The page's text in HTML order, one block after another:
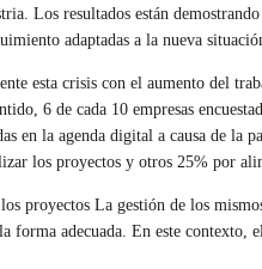
Los resultados están
adaptadas a la nueva
esta crisis con el aumento del
6 de cada 10 empresas
en la agenda digital a causa de
los proyectos y otros 25% por
proyectos La gestión de los
forma adecuada. En este contexto,